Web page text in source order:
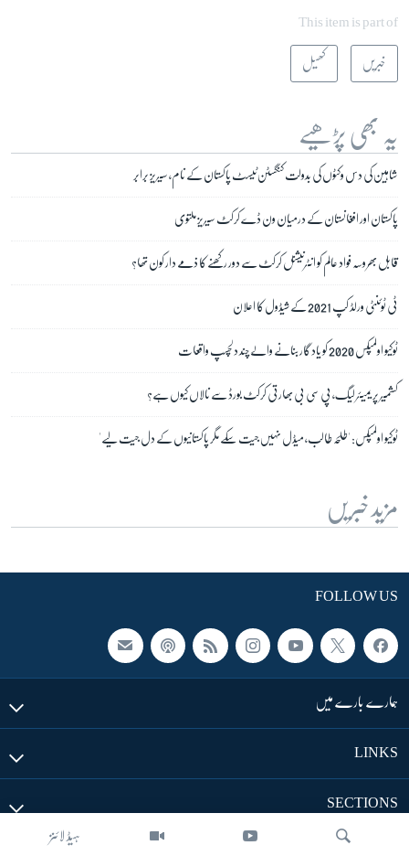
ہیڈ لائنز
This item is part of
خبریں کھیل
یہ بھی پڑھیے
شاہین کی دس وکٹوں کی بدولت کنگسٹن ٹیسٹ پاکستان کے نام، سیریز برابر
پاکستان اور افغانستان کے درمیان ون ڈے کرکٹ سیریز ملتوی
قابل بھروسہ فواد عالم کو انٹرنیشنل کرکٹ سے دور رکھنے کا ذمے دار کون تھا؟
ٹی ٹوئنٹی ورلڈ کپ 2021 کے شیڈول کا اعلان
ٹوکیو اولمپکس 2020 کو یاد گار بنانے والے چند دلچسپ واقعات
کشمیر پریمیئر لیگ، پی سی بی بھارتی کرکٹ بورڈ سے نالاں کیوں ہے؟
ٹوکیو اولمپکس: 'طلحہ طالب، میڈل نہیں جیت سکے مگر پاکستانیوں کے دل جیت لیے'
مزید خبریں
FOLLOW US
ہمارے بارے میں
LINKS
SECTIONS